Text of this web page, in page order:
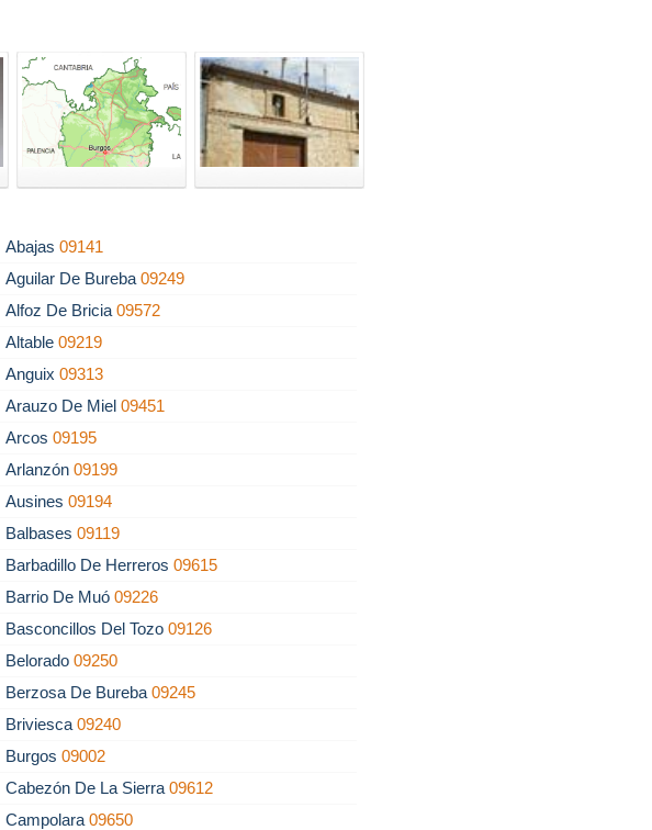
Abajas09141
Aguilar De Bureba09249
Alfoz De Bricia09572
Altable09219
Anguix09313
Arauzo De Miel09451
Arcos09195
Arlanzón09199
Ausines09194
Balbases09119
Barbadillo De Herreros09615
Barrio De Muó09226
Basconcillos Del Tozo09126
Belorado09250
Berzosa De Bureba09245
Briviesca09240
Burgos09002
Cabezón De La Sierra09612
Campolara09650